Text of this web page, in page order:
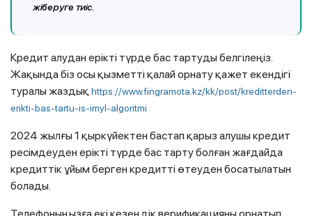
жіберуге тиіс.
Кредит алудан ерікті түрде бас тартуды белгілеңіз.
Жақында біз осы қызметті қалай орнату қажет екендігі
туралы жаздық https://www.fingramota.kz/kk/post/kreditterden-
erikti-bas-tartu-is-imyl-algoritmi
2024 жылғы 1 қыркүйектен бастап қарыз алушы кредит
ресімдеуден ерікті түрде бас тарту болған жағдайда
кредиттік ұйым берген кредитті өтеуден босатылатын
болады.